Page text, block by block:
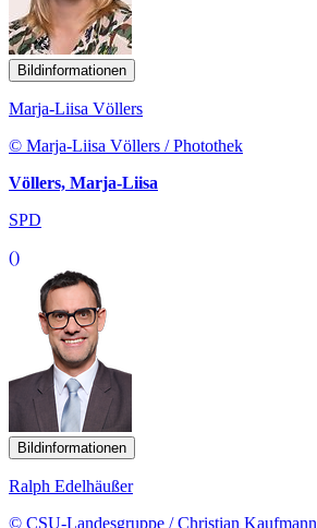
Bildinformationen
Marja-Liisa Völlers
© Marja-Liisa Völlers / Photothek
Völlers, Marja-Liisa
SPD
()
Bildinformationen
Ralph Edelhäußer
© CSU-Landesgruppe / Christian Kaufmann